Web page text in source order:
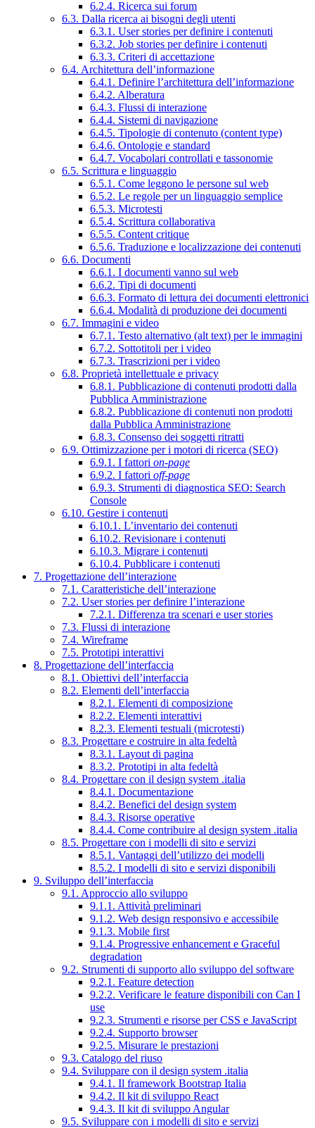
6.2.4. Ricerca sui forum
6.3. Dalla ricerca ai bisogni degli utenti
6.3.1. User stories per definire i contenuti
6.3.2. Job stories per definire i contenuti
6.3.3. Criteri di accettazione
6.4. Architettura dell’informazione
6.4.1. Definire l’architettura dell’informazione
6.4.2. Alberatura
6.4.3. Flussi di interazione
6.4.4. Sistemi di navigazione
6.4.5. Tipologie di contenuto (content type)
6.4.6. Ontologie e standard
6.4.7. Vocabolari controllati e tassonomie
6.5. Scrittura e linguaggio
6.5.1. Come leggono le persone sul web
6.5.2. Le regole per un linguaggio semplice
6.5.3. Microtesti
6.5.4. Scrittura collaborativa
6.5.5. Content critique
6.5.6. Traduzione e localizzazione dei contenuti
6.6. Documenti
6.6.1. I documenti vanno sul web
6.6.2. Tipi di documenti
6.6.3. Formato di lettura dei documenti elettronici
6.6.4. Modalità di produzione dei documenti
6.7. Immagini e video
6.7.1. Testo alternativo (alt text) per le immagini
6.7.2. Sottotitoli per i video
6.7.3. Trascrizioni per i video
6.8. Proprietà intellettuale e privacy
6.8.1. Pubblicazione di contenuti prodotti dalla
Pubblica Amministrazione
6.8.2. Pubblicazione di contenuti non prodotti
dalla Pubblica Amministrazione
6.8.3. Consenso dei soggetti ritratti
6.9. Ottimizzazione per i motori di ricerca (SEO)
6.9.1. I fattori on-page
6.9.2. I fattori off-page
6.9.3. Strumenti di diagnostica SEO: Search
Console
6.10. Gestire i contenuti
6.10.1. L’inventario dei contenuti
6.10.2. Revisionare i contenuti
6.10.3. Migrare i contenuti
6.10.4. Pubblicare i contenuti
7. Progettazione dell’interazione
7.1. Caratteristiche dell’interazione
7.2. User stories per definire l’interazione
7.2.1. Differenza tra scenari e user stories
7.3. Flussi di interazione
7.4. Wireframe
7.5. Prototipi interattivi
8. Progettazione dell’interfaccia
8.1. Obiettivi dell’interfaccia
8.2. Elementi dell’interfaccia
8.2.1. Elementi di composizione
8.2.2. Elementi interattivi
8.2.3. Elementi testuali (microtesti)
8.3. Progettare e costruire in alta fedeltà
8.3.1. Layout di pagina
8.3.2. Prototipi in alta fedeltà
8.4. Progettare con il design system .italia
8.4.1. Documentazione
8.4.2. Benefici del design system
8.4.3. Risorse operative
8.4.4. Come contribuire al design system .italia
8.5. Progettare con i modelli di sito e servizi
8.5.1. Vantaggi dell’utilizzo dei modelli
8.5.2. I modelli di sito e servizi disponibili
9. Sviluppo dell’interfaccia
9.1. Approccio allo sviluppo
9.1.1. Attività preliminari
9.1.2. Web design responsivo e accessibile
9.1.3. Mobile first
9.1.4. Progressive enhancement e Graceful
degradation
9.2. Strumenti di supporto allo sviluppo del software
9.2.1. Feature detection
9.2.2. Verificare le feature disponibili con Can I
use
9.2.3. Strumenti e risorse per CSS e JavaScript
9.2.4. Supporto browser
9.2.5. Misurare le prestazioni
9.3. Catalogo del riuso
9.4. Sviluppare con il design system .italia
9.4.1. Il framework Bootstrap Italia
9.4.2. Il kit di sviluppo React
9.4.3. Il kit di sviluppo Angular
9.5. Sviluppare con i modelli di sito e servizi